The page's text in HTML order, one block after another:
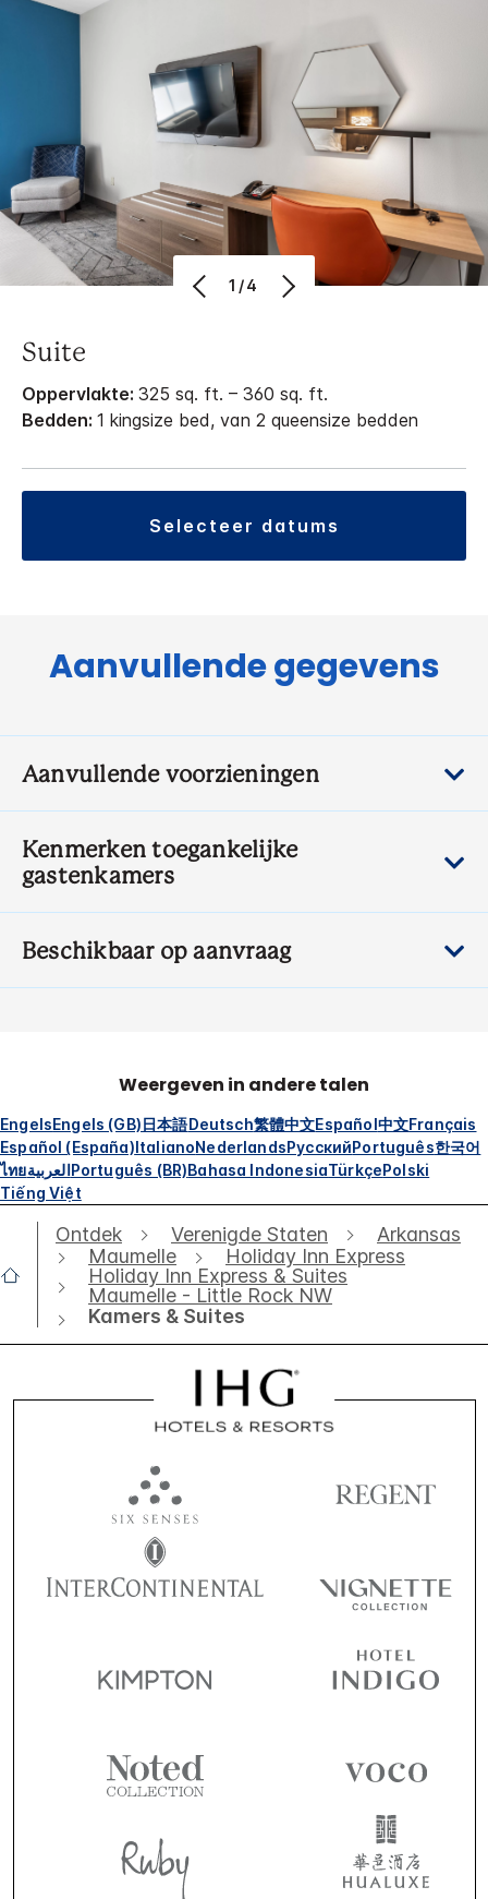
1/4
Suite
Oppervlakte: 325 sq. ft. – 360 sq. ft.
Bedden: 1 kingsize bed, van 2 queensize bedden
selecteer datums
Aanvullende gegevens
Aanvullende voorzieningen
Kenmerken toegankelijke
gastenkamers
Beschikbaar op aanvraag
Weergeven in andere talen
EngelsEngels (GB)日本語Deutsch繁體中文Español中文Français
Español (España)ItalianoNederlandsРусскийPortuguês한국어
ไทยالعربيةPortuguês (BR)Bahasa IndonesiaTürkçePolski
Tiếng Việt
Ontdek Verenigde Staten
Arkansas
Maumelle
Holiday Inn Express
Holiday Inn Express & Suites
Maumelle - Little Rock NW
Kamers & Suites